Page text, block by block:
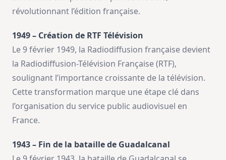
révolutionnant l’édition française.
1949 – Création de RTF Télévision
Le 9 février 1949, la Radiodiffusion française devient
la Radiodiffusion-Télévision Française (RTF),
soulignant l’importance croissante de la télévision.
Cette transformation marque une étape clé dans
l’organisation du service public audiovisuel en
France.
1943 – Fin de la bataille de Guadalcanal